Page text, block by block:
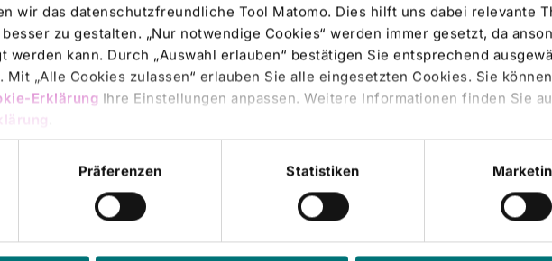
wir das datenschutzfreundliche Tool Matomo. Dies hilft uns dabei relevante
zu gestalten. „Nur notwendige Cookies“ werden immer gesetzt, da
werden kann. Durch „Auswahl erlauben“ bestätigen Sie entsprechend
Mit „Alle Cookies zulassen“ erlauben Sie alle eingesetzten Cookies. Sie
Erklärung Ihre Einstellungen anpassen. Weitere Informationen finden Sie
Präferenzen Statistiken